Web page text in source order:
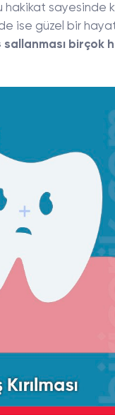
hakikat sayesinde
ise güzel bir
sallanması birçok